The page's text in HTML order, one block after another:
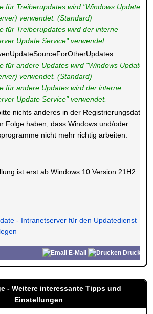
für Treiberupdates wird "Windows Update"
verwendet. (Standard)
für Treiberupdates wird der interne
Update Service" verwendet.
für andere Updates wird "Windows Update"
verwendet. (Standard)
für andere Updates wird der interne
Update Service" verwendet.
nichts anderes in der Registrierungsdatei.
Folge haben, dass Windows und/oder
nicht mehr richtig arbeiten.
ist erst ab Windows 10 Version 21H2
- Intranetserver für den Updatedienst
E-Mail Drucken
- Weitere interessante Tipps und
Einstellungen